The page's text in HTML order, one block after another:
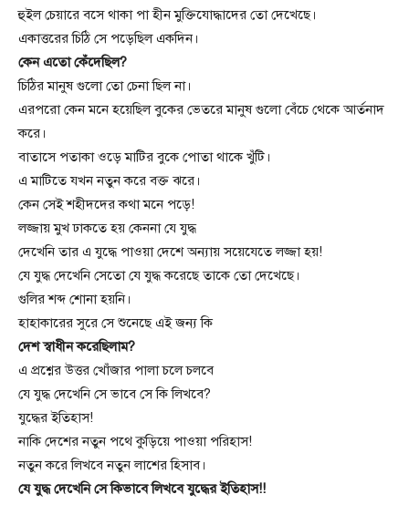
হুইল চেয়ারে বসে থাকা পা হীন মুক্তিযোদ্ধাদের তো দেখেছে।
একাত্তরের চিঠি সে পড়েছিল একদিন।
কেন এতো কেঁদেছিল?
চিঠির মানুষ গুলো তো চেনা ছিল না।
এরপরো কেন মনে হয়েছিল বুকের ভেতরে মানুষ গুলো বেঁচে থেকে আর্তনাদ
করে।
বাতাসে পতাকা ওড়ে মাটির বুকে পোতা থাকে খুঁটি।
এ মাটিতে যখন নতুন করে বক্ত ঝরে।
কেন সেই শহীদদের কথা মনে পড়ে!
লজ্জায় মুখ ঢাকতে হয় কেননা যে যুদ্ধ
দেখেনি তার এ যুদ্ধে পাওয়া দেশে অন্যায় সয়েযেতে লজ্জা হয়!
যে যুদ্ধ দেখেনি সেতো যে যুদ্ধ করেছে তাকে তো দেখেছে।
গুলির শব্দ শোনা হয়নি।
হাহাকারের সুরে সে শুনেছে এই জন্য কি
দেশ স্বাধীন করেছিলাম?
এ প্রশ্নের উত্তর খোঁজার পালা চলে চলবে
যে যুদ্ধ দেখেনি সে ভাবে সে কি লিখবে?
যুদ্ধের ইতিহাস!
নাকি দেশের নতুন পথে কুড়িয়ে পাওয়া পরিহাস!
নতুন করে লিখবে নতুন লাশের হিসাব।
যে যুদ্ধ দেখেনি সে কিভাবে লিখবে যুদ্ধের ইতিহাস!!